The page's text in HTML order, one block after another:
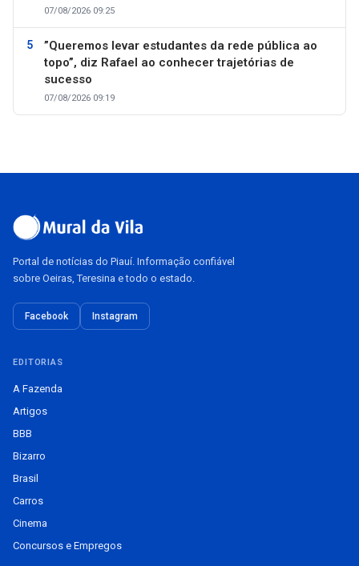
07/08/2026 09:25
”Queremos levar estudantes da rede pública ao
topo”, diz Rafael ao conhecer trajetórias de
sucesso
07/08/2026 09:19
Portal de notícias do Piauí. Informação confiável
sobre Oeiras, Teresina e todo o estado.
Facebook Instagram
EDITORIAS
A Fazenda
Artigos
BBB
Bizarro
Brasil
Carros
Cinema
Concursos e Empregos